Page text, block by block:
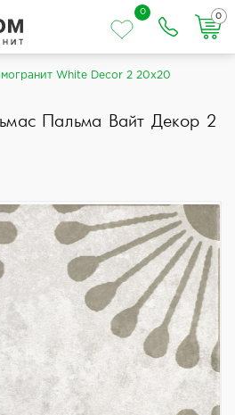
0
0
White Decor 2 20x20
Пальма Вайт Декор 2